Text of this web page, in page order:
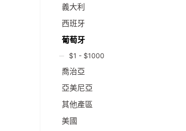
義大利
西班牙
葡萄牙
$1 - $1000
喬治亞
亞美尼亞
其他產區
美國